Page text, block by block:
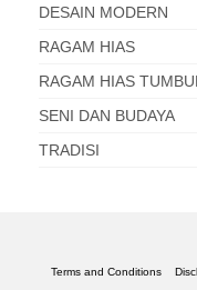
DESAIN MODERN
RAGAM HIAS
RAGAM HIAS
SENI DAN BUDAYA
TRADISI
Terms and Conditions